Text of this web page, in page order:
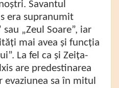
Savantul
era supranumit
sau „Zeul Soare”, iar
mai avea și funcția
La fel ca și Zeița-
are predestinarea
evaziunea sa în mitul